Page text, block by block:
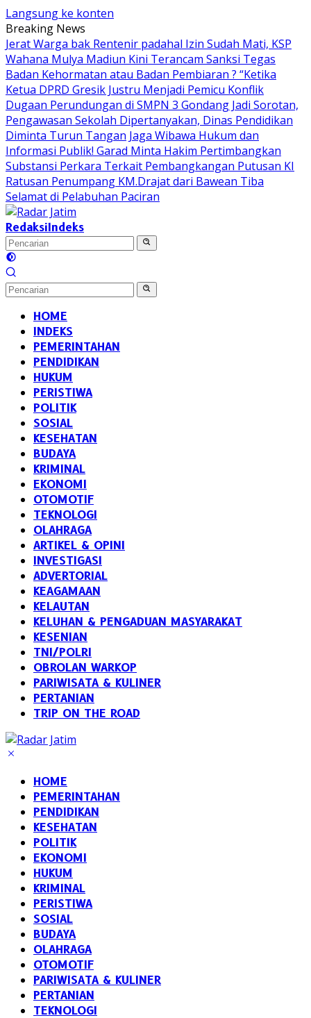
Langsung ke konten
Breaking News
Jerat Warga bak Rentenir padahal Izin Sudah Mati, KSP
Wahana Mulya Madiun Kini Terancam Sanksi Tegas
Badan Kehormatan atau Badan Pembiaran ? “Ketika
Ketua DPRD Gresik Justru Menjadi Pemicu Konflik
Dugaan Perundungan di SMPN 3 Gondang Jadi Sorotan,
Pengawasan Sekolah Dipertanyakan, Dinas Pendidikan
Diminta Turun Tangan Jaga Wibawa Hukum dan
Informasi Publik! Garad Minta Hakim Pertimbangkan
Substansi Perkara Terkait Pembangkangan Putusan KI
Ratusan Penumpang KM.Drajat dari Bawean Tiba
Selamat di Pelabuhan Paciran
RedaksiIndeks
HOME
INDEKS
PEMERINTAHAN
PENDIDIKAN
HUKUM
PERISTIWA
POLITIK
SOSIAL
KESEHATAN
BUDAYA
KRIMINAL
EKONOMI
OTOMOTIF
TEKNOLOGI
OLAHRAGA
ARTIKEL & OPINI
INVESTIGASI
ADVERTORIAL
KEAGAMAAN
KELAUTAN
KELUHAN & PENGADUAN MASYARAKAT
KESENIAN
TNI/POLRI
OBROLAN WARKOP
PARIWISATA & KULINER
PERTANIAN
TRIP ON THE ROAD
HOME
PEMERINTAHAN
PENDIDIKAN
KESEHATAN
POLITIK
EKONOMI
HUKUM
KRIMINAL
PERISTIWA
SOSIAL
BUDAYA
OLAHRAGA
OTOMOTIF
PARIWISATA & KULINER
PERTANIAN
TEKNOLOGI